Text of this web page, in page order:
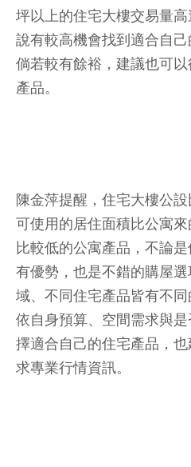
坪以上的住宅大樓交易量
說有較高機會找到適合自
倘若較有餘裕，建議也可
產品。
陳金萍提醒，住宅大樓公
可使用的居住面積比公寓
比較低的公寓產品，不論
有優勢，也是不錯的購屋
域、不同住宅產品皆有不
依自身預算、空間需求與
擇適合自己的住宅產品，
求專業行情資訊。